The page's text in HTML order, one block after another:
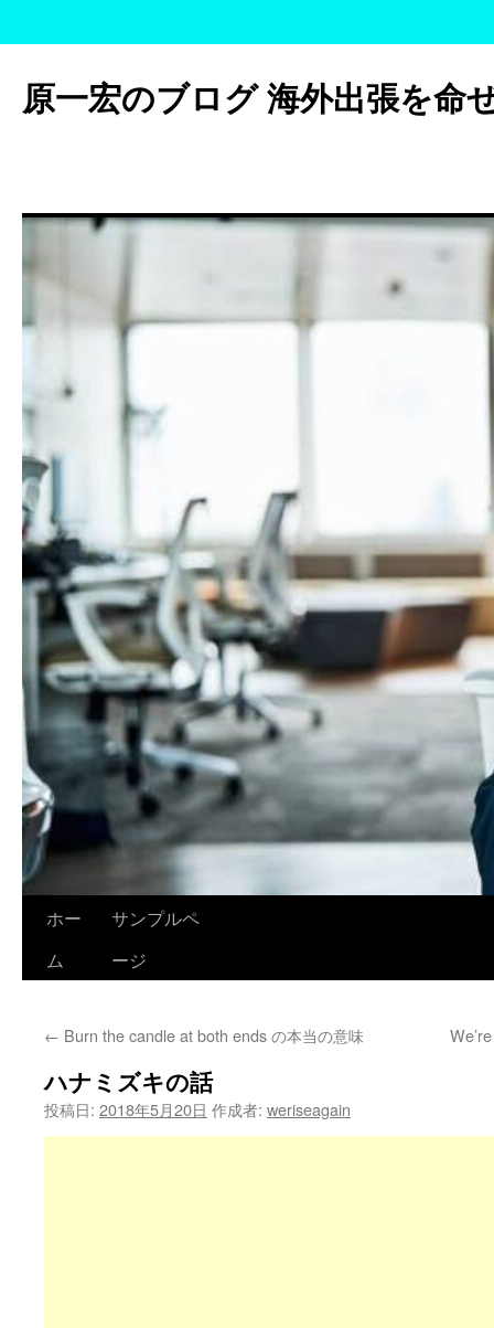
テ
ン
ッ
原一宏のブログ 海外出張を命
ホー
ム
サンプルペ
ージ
← Burn the candle at both ends の本当の意味
ハナミズキの話
投稿日: 2018年5月20日 作成者: weriseagain